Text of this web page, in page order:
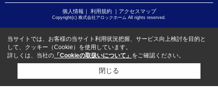
個人情報 ｜ 利用規約｜ アクセスマップ
Copyright(c) 株式会社アロックホーム All rights reserved.
当サイトでは、お客様の当サイト利用状況把握、サービス向上検討を目的と
して、クッキー（Cookie）を使用しています。
詳しくは、当社の 「Cookieの取扱いについて」 をご確認ください。
閉じる